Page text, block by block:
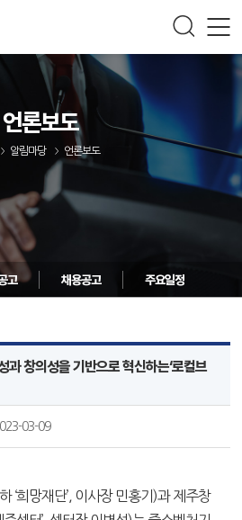
언론보도
알림마당 언론보도
고 채용공고 주요일정
과 창의성을 기반으로 혁신하는‘로컬브
03-09
‘희망재단’, 이사장 민홍기)과 제주창